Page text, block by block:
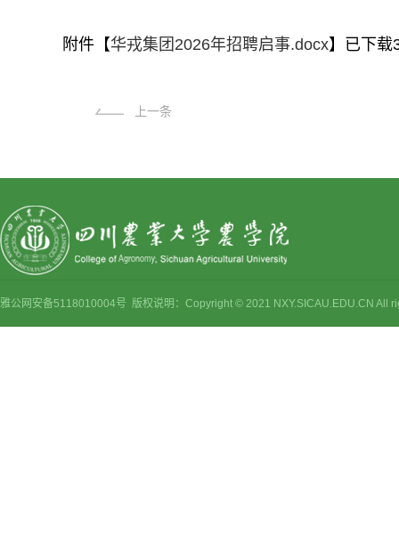
附件【华戎集团2026年招聘启事.docx】已下载
上一条
雅公网安备5118010004号 版权说明：Copyright © 2021 NXY.SICAU.EDU.CN All